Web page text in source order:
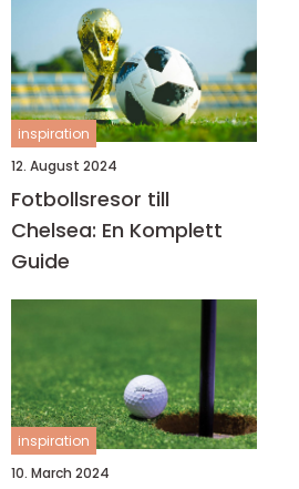
inspiration
12. August 2024
Fotbollsresor till
Chelsea: En Komplett
Guide
inspiration
10. March 2024